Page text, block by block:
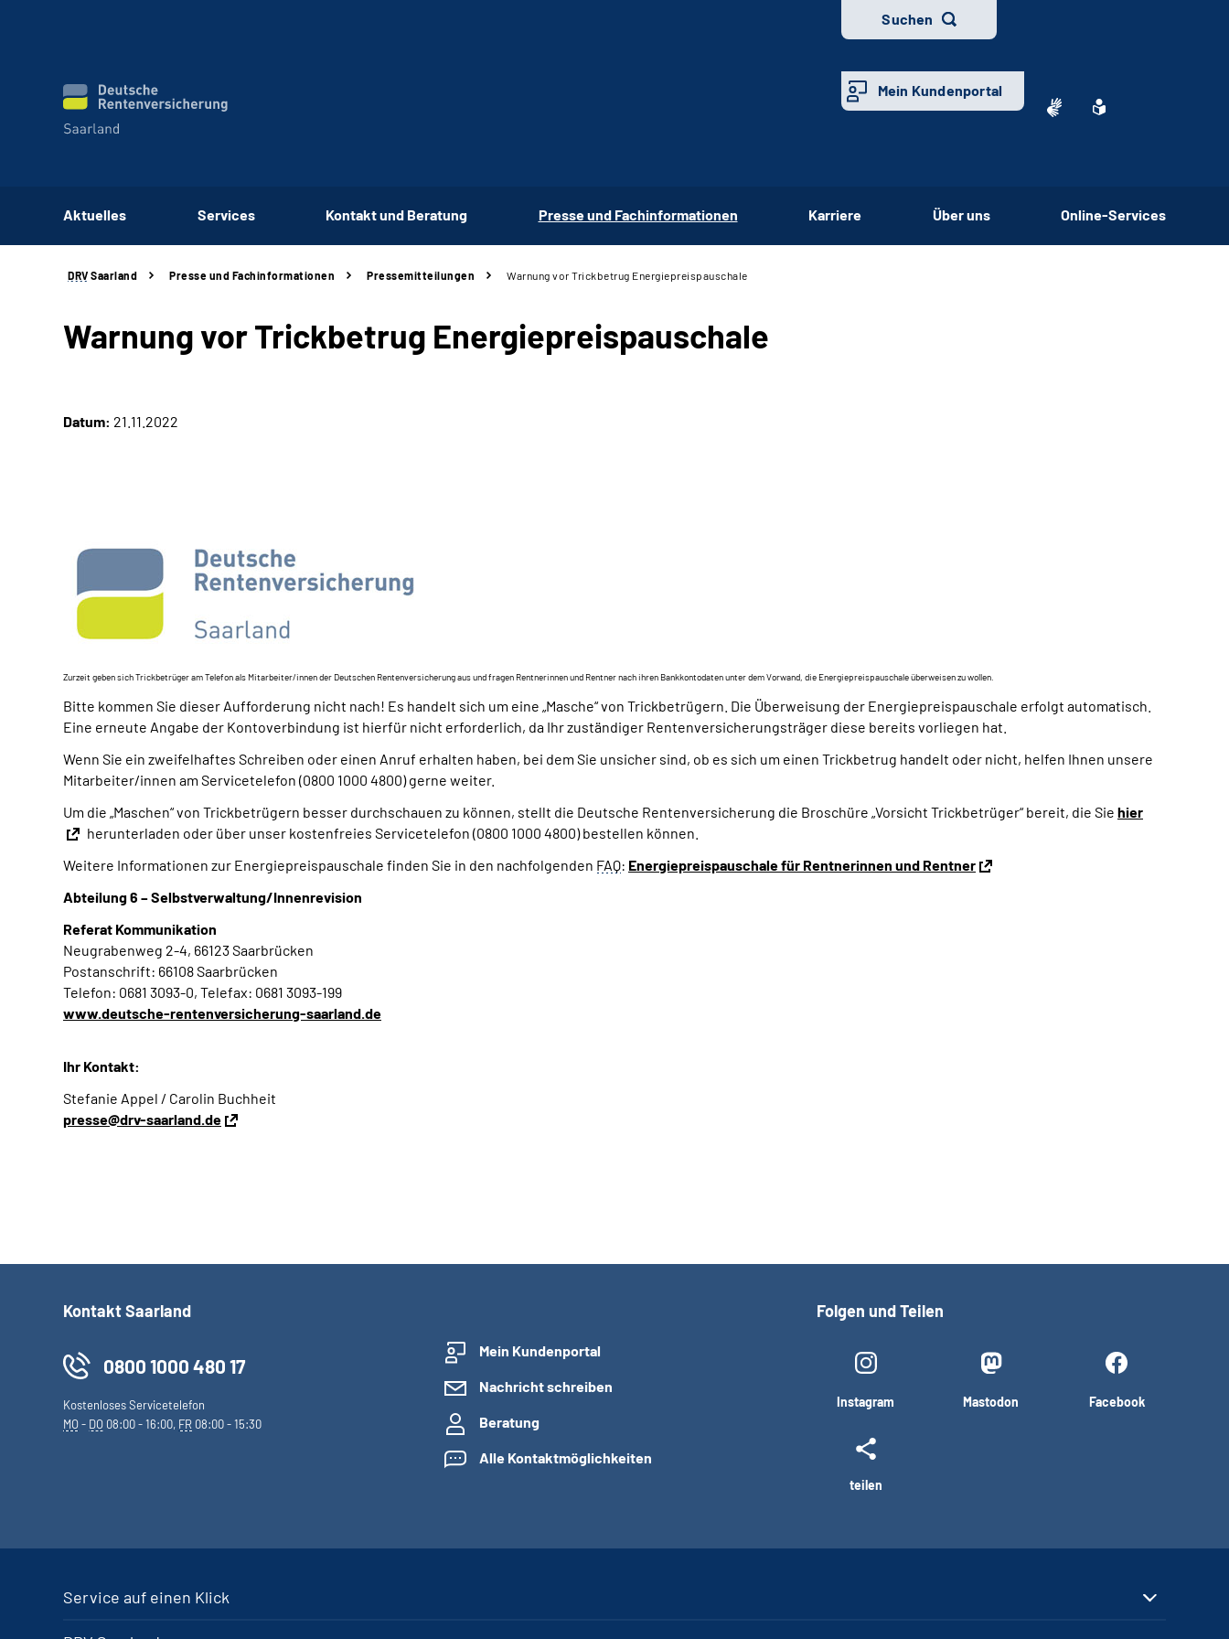
Suchen
Mein Kundenportal
Aktuelles Services Kontakt und Beratung Presse und Fachinformationen Karriere Über uns Online-Services
DRV Saarland Presse und Fachinformationen Pressemitteilungen Warnung vor Trickbetrug Energiepreispauschale
Warnung vor Trickbetrug Energiepreispauschale
Datum: 21.11.2022
Zurzeit geben sich Trickbetrüger am Telefon als Mitarbeiter/innen der Deutschen Rentenversicherung aus und fragen Rentnerinnen und Rentner nach ihren Bankkontodaten unter dem Vorwand, die Energiepreispauschale überweisen zu wollen.
Bitte kommen Sie dieser Aufforderung nicht nach! Es handelt sich um eine „Masche“ von Trickbetrügern. Die Überweisung der Energiepreispauschale erfolgt automatisch.
Eine erneute Angabe der Kontoverbindung ist hierfür nicht erforderlich, da Ihr zuständiger Rentenversicherungsträger diese bereits vorliegen hat.
Wenn Sie ein zweifelhaftes Schreiben oder einen Anruf erhalten haben, bei dem Sie unsicher sind, ob es sich um einen Trickbetrug handelt oder nicht, helfen Ihnen unsere
Mitarbeiter/innen am Servicetelefon (0800 1000 4800) gerne weiter.
Um die „Maschen“ von Trickbetrügern besser durchschauen zu können, stellt die Deutsche Rentenversicherung die Broschüre „Vorsicht Trickbetrüger“ bereit, die Sie hier
herunterladen oder über unser kostenfreies Servicetelefon (0800 1000 4800) bestellen können.
Weitere Informationen zur Energiepreispauschale finden Sie in den nachfolgenden FAQ: Energiepreispauschale für Rentnerinnen und Rentner
Abteilung 6 – Selbstverwaltung/Innenrevision
Referat Kommunikation
Neugrabenweg 2-4, 66123 Saarbrücken
Postanschrift: 66108 Saarbrücken
Telefon: 0681 3093-0, Telefax: 0681 3093-199
www.deutsche-rentenversicherung-saarland.de
Ihr Kontakt:
Stefanie Appel / Carolin Buchheit
presse@drv-saarland.de
Kontakt Saarland
0800 1000 480 17
Kostenloses Servicetelefon
MO- DO 08:00 - 16:00, FR 08:00 - 15:30
Mein Kundenportal
Nachricht schreiben
Beratung
Alle Kontaktmöglichkeiten
Folgen und Teilen
Instagram Mastodon Facebook
teilen
Service auf einen Klick